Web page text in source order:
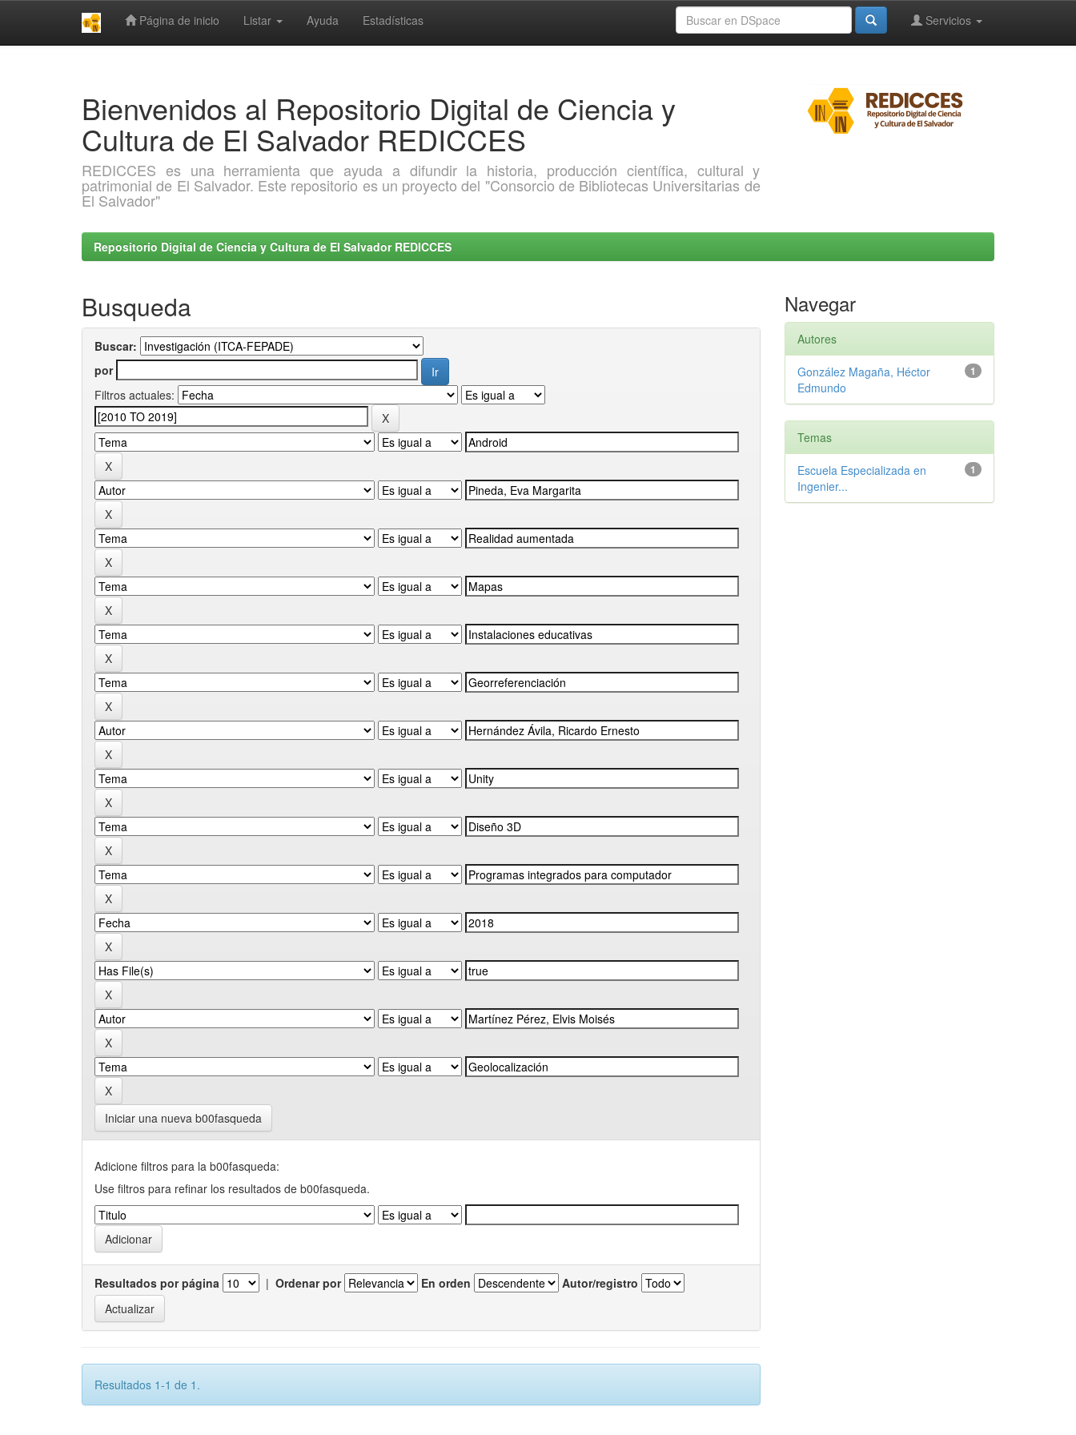
Página de inicio Listar Ayuda Estadísticas Servicios
Bienvenidos al Repositorio Digital de Ciencia y
Cultura de El Salvador REDICCES
REDICCES es una herramienta que ayuda a difundir la historia, producción científica, cultural y
patrimonial de El Salvador. Este repositorio es un proyecto del "Consorcio de Bibliotecas Universitarias de
El Salvador"
Repositorio Digital de Ciencia y Cultura de El Salvador REDICCES
Busqueda
Buscar:
por
Filtros actuales:
Iniciar una nueva b00fasqueda
Adicione filtros para la b00fasqueda:
Use filtros para refinar los resultados de b00fasqueda.
Resultados por página | Ordenar por En orden Autor/registro
Resultados 1-1 de 1.
Navegar
Autores
1
González Magaña, Héctor
Edmundo
Temas
1
Escuela Especializada en
Ingenier...